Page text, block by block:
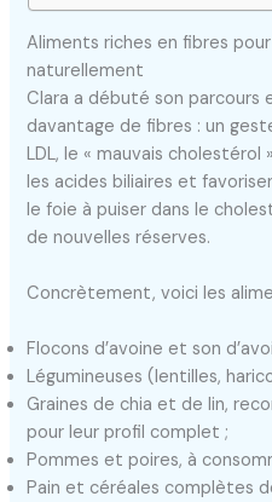
Aliments riches en fibres
naturellement
Clara a débuté son parcours
davantage de fibres : un
LDL, le « mauvais
les acides biliaires et
le foie à puiser dans le
de nouvelles réserves.
Concrètement, voici les
Flocons d’avoine et son
Légumineuses (lentilles,
Graines de chia et de lin,
pour leur profil complet ;
Pommes et poires, à
Pain et céréales complètes